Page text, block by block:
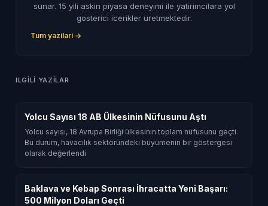
sunar. 15 yili askin piyasa deneyimi ile yatirimcilara yol
gosterici icerikler uretmektedir.
Tum yazilari →
ILGILI YAZILAR
Yolcu Sayısı 18 AB Ülkesinin Nüfusunu Aştı
Yolcu sayısı, 18 Avrupa Birliği ülkesinin toplam nüfusunu geçti.
Bu durum, havacılık sektöründeki büyümenin bir göstergesi
olarak değerlendi
Baklava ve Kebap Sonrası İhracatta Yeni Başarı:
500 Milyon Doları Geçti